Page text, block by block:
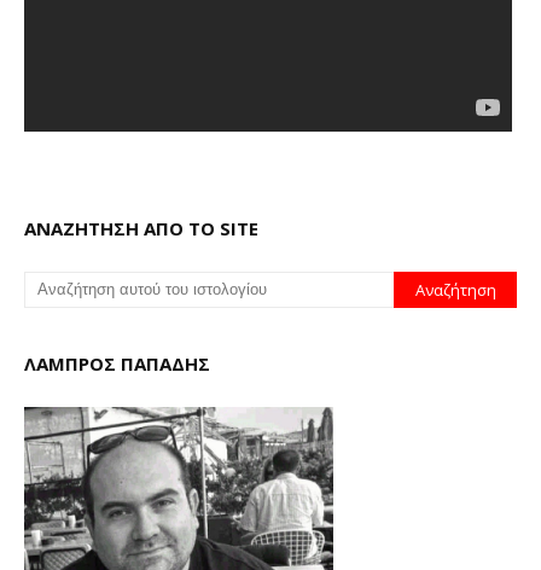
ΑΝΑΖΗΤΗΣΗ ΑΠΟ ΤΟ SITE
ΛΑΜΠΡΟΣ ΠΑΠΑΔΗΣ